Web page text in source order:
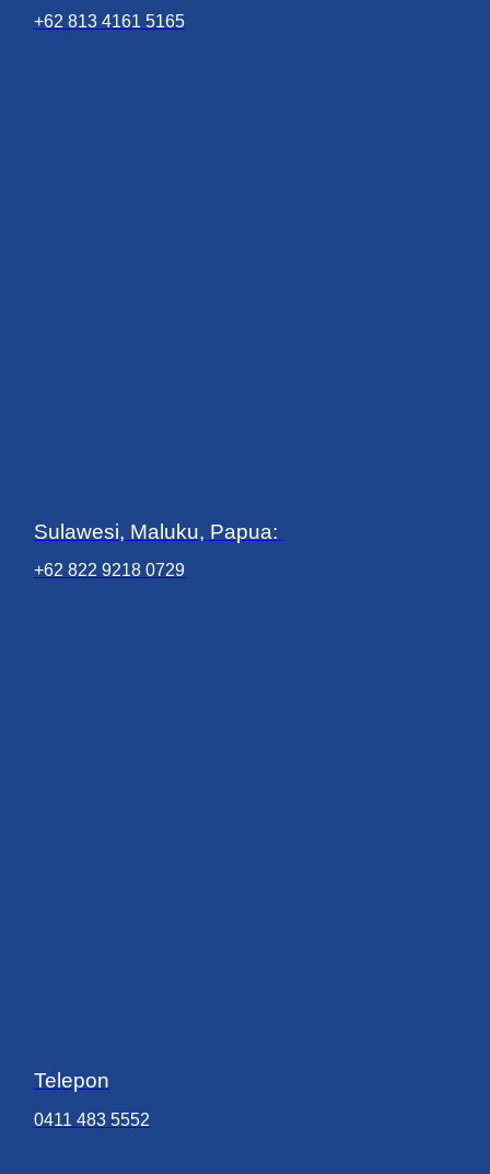
+62 813 4161 5165
Sulawesi, Maluku, Papua:
+62 822 9218 0729
Telepon
0411 483 5552